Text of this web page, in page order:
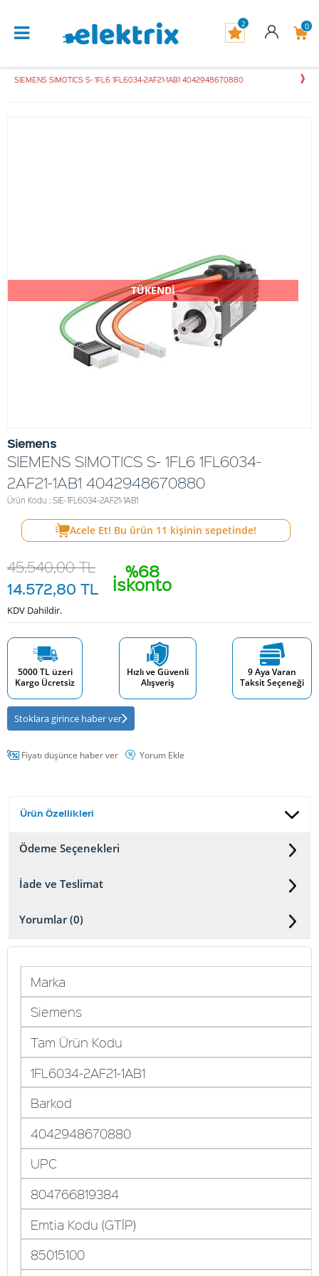
0
2
SIEMENS SIMOTICS S- 1FL6 1FL6034-2AF21-1AB1 4042948670880
TÜKENDİ
Siemens
SIEMENS SIMOTICS S- 1FL6 1FL6034-
2AF21-1AB1 4042948670880
Ürün Kodu : SIE-1FL6034-2AF21-1AB1
Acele Et! Bu ürün 11 kişinin sepetinde!
%68
İskonto
45.540,00TL
14.572,80 TL
KDV Dahildir.
5000 TL üzeri
Kargo Ücretsiz
Hızlı ve Güvenli
Alışveriş
9 Aya Varan
Taksit Seçeneği
Stoklara girince haber ver
Fiyatı düşünce haber ver Yorum Ekle
Ürün Özellikleri
Ödeme Seçenekleri
İade ve Teslimat
Yorumlar (0)
Marka
Siemens
Tam Ürün Kodu
1FL6034-2AF21-1AB1
Barkod
4042948670880
UPC
804766819384
Emtia Kodu (GTİP)
85015100